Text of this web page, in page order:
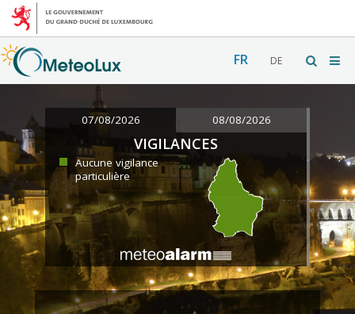
FR DE
07/08/2026 08/08/2026
VIGILANCES
Aucune vigilance
particulière